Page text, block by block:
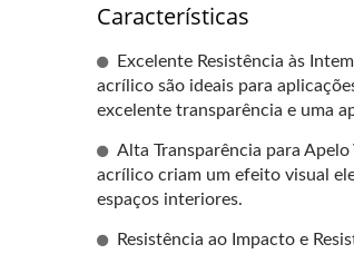
Características
Excelente Resistência às
acrílico são ideais para
excelente transparência e uma
Alta Transparência para
acrílico criam um efeito visual
espaços interiores.
Resistência ao Impacto e